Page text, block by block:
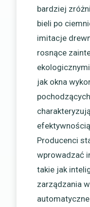
bardziej
bieli po
imitacje
rosnące
jak okna
Producenci
wprowadzać
takie jak
zarządzania